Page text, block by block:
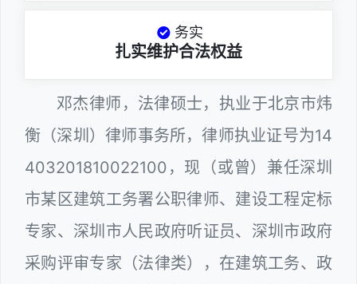
务实
扎实维护合法权益
邓杰律师，法律硕士，执业于北京市炜
衡（深圳）律师事务所，律师执业证号为14
403201810022100，现（或曾）兼任深圳
市某区建筑工务署公职律师、建设工程定标
专家、深圳市人民政府听证员、深圳市政府
采购评审专家（法律类），在建筑工务、政